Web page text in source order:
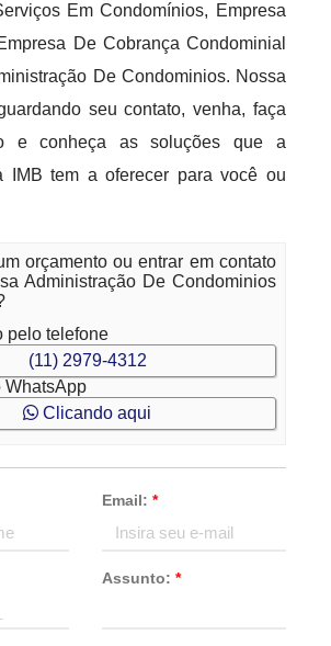
Em Condomínios, Empresa
De Cobrança Condominial
De Condominios. Nossa
seu contato, venha, faça
e conheça as soluções que a
IMB tem a oferecer para você ou
orçamento ou entrar em contato
Administração De Condominios
pelo telefone
(11) 2979-4312
WhatsApp
Clicando aqui
Email: *
Assunto: *